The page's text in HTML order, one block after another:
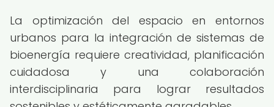
La optimización del espacio en entornos
urbanos para la integración de sistemas de
bioenergía requiere creatividad, planificación
cuidadosa y una colaboración
interdisciplinaria para lograr resultados